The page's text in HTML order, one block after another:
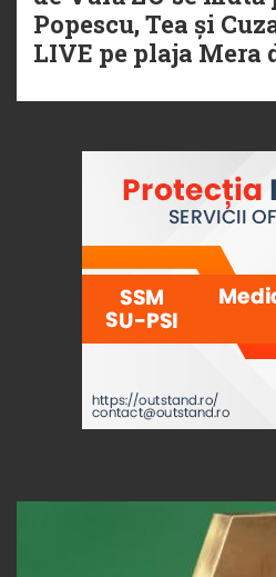
Popescu, Tea și
LIVE pe plaja Mera